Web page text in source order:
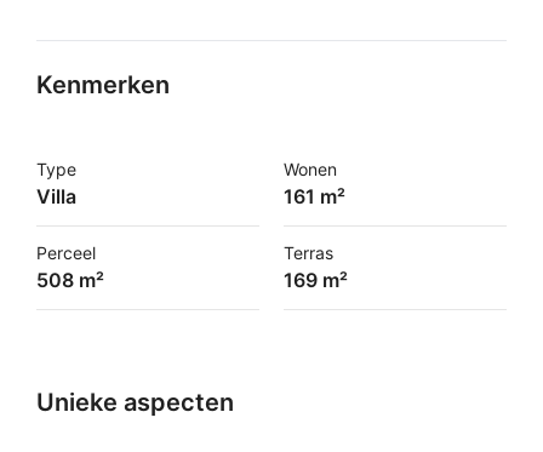
Kenmerken
Type
Villa
Wonen
161 m²
Perceel
508 m²
Terras
169 m²
Unieke aspecten